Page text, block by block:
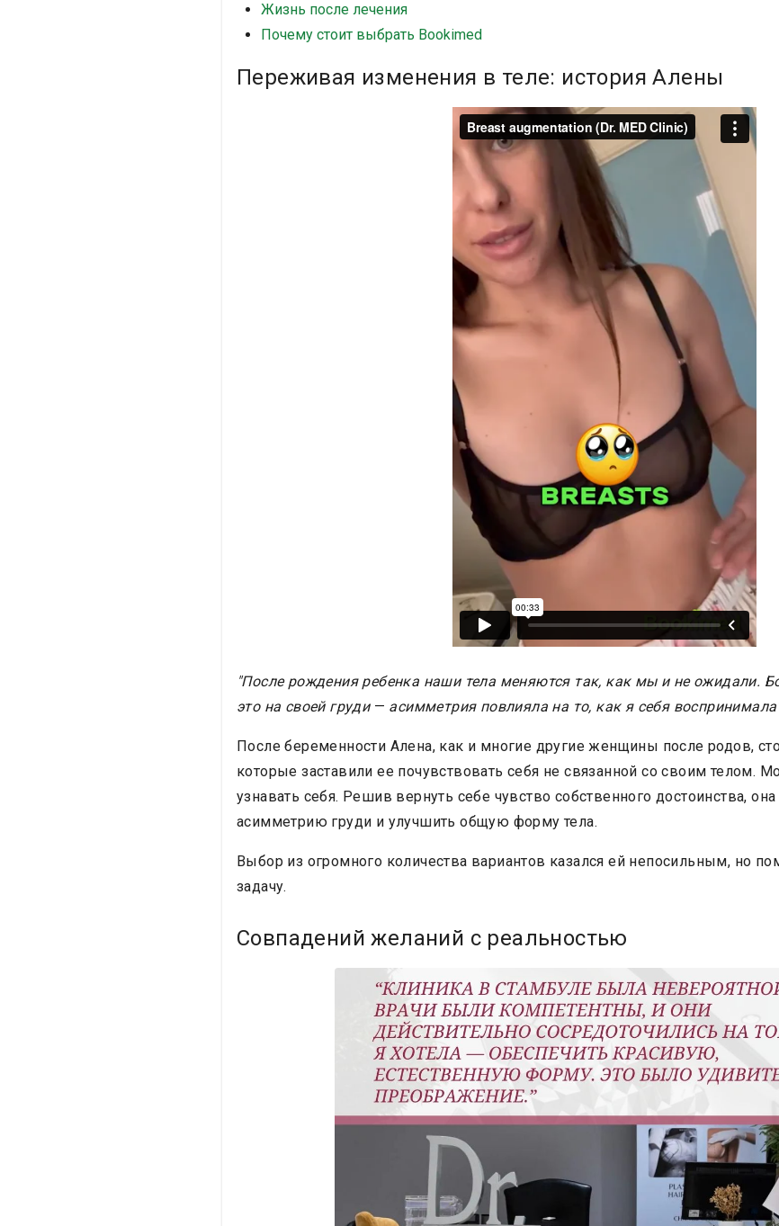
Жизнь после лечения
Почему стоит выбрать Bookimed
Переживая изменения в теле: история Алены
"После рождения ребенка наши тела меняются так, как мы и не ожидали.
это на своей груди — асимметрия повлияла на то, как я себя
После беременности Алена, как и многие другие женщины после родов,
которые заставили ее почувствовать себя не связанной со своим телом.
узнавать себя. Решив вернуть себе чувство собственного достоинства,
асимметрию груди и улучшить общую форму тела.
Выбор из огромного количества вариантов казался ей непосильным, но
задачу.
Совпадений желаний с реальностью